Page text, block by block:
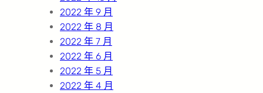
2022 年 9 月
2022 年 8 月
2022 年 7 月
2022 年 6 月
2022 年 5 月
2022 年 4 月